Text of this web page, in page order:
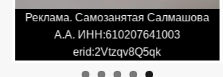
Реклама. Самозанятая Салмашова
А.А. ИНН:610207641003
erid:2Vtzqv8Q5qk